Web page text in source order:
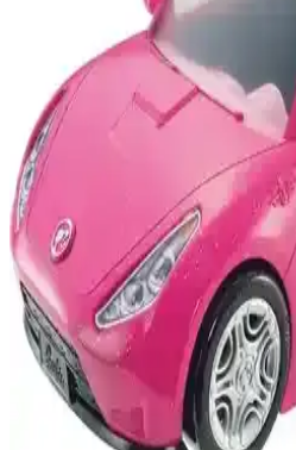
Hot Wheels Canavar
Pistli Tır Karşılaştırması
İki popüler Hot Wheels oyuncak
Gergedan ve Sürat Pistli Tır'ın
detaylı karşılaştırması, çocukların
seçenekler sunuyor.
Okyanus Temalı
ve Taze Bir Atmosfer Yaratır
Okyanus temalı ferahlatıcı araç
süre etkili koku sağlar, araç içi
maskeler, pratik kullanımıyla öne çıkar.
150 ml Araba Kokusu
Ferahlatıcı Seçenekler